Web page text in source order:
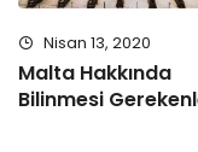
Nisan 13, 2020
Malta Hakkında
Bilinmesi